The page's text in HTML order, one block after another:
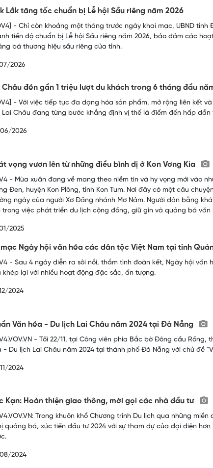
Lắk tăng tốc chuẩn bị Lễ hội Sầu riêng năm 2026
- Chỉ còn khoảng một tháng trước ngày khai mạc, UBND
tiến độ chuẩn bị Lễ hội Sầu riêng năm 2026, bảo đảm các
bá thương hiệu sầu riêng của tỉnh.
2026
Châu đón gần 1 triệu lượt du khách trong 6 tháng đầu
- Với việc tiếp tục đa dạng hóa sản phẩm, mở rộng liên kết
Lai Châu đang từng bước khẳng định vị thế là điểm đến hấp dẫn
2026
vọng vươn lên từ những điều bình dị ở Kon Vơng Kia
- Mùa xuân đang về mang theo niềm tin và hy vọng mới vào
Đen, huyện Kon Plông, tỉnh Kon Tum. Nơi đây có một câu
ngày của người Xơ Đăng nhánh Mơ Nâm. Người dân bằng
trong việc phát triển du lịch cộng đồng, giữ gìn và quảng bá văn
2025
mạc Ngày hội văn hóa các dân tộc Việt Nam tại tỉnh
- Sau 4 ngày diễn ra sôi nổi, thắm tình đoàn kết, Ngày hội
khép lại với nhiều hoạt động đặc sắc, ấn tượng.
2024
Văn hóa - Du lịch Lai Châu năm 2024 tại Đà Nẵng
- Tối 22/11, tại Công viên phía Bắc bờ Đông cầu
- Du lịch Lai Châu năm 2024 tại thành phố Đà Nẵng với chủ đề
2024
Kạn: Hoàn thiện giao thông, mời gọi các nhà đầu tư
Trong khuôn khổ Chương trình Du lịch qua những
quảng bá, xúc tiến đầu tư 2024 với sự tham dự của đại diện
2024